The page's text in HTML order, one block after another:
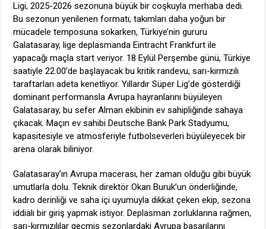
Ligi, 2025-2026 sezonuna büyük bir coşkuyla merhaba dedi.
Bu sezonun yenilenen formatı, takımları daha yoğun bir
mücadele temposuna sokarken, Türkiye’nin gururu
Galatasaray, lige deplasmanda Eintracht Frankfurt ile
yapacağı maçla start veriyor. 18 Eylül Perşembe günü, Türkiye
saatiyle 22.00’de başlayacak bu kritik randevu, sarı-kırmızılı
taraftarları adeta kenetliyor. Yıllardır Süper Lig’de gösterdiği
dominant performansla Avrupa hayranlarını büyüleyen
Galatasaray, bu sefer Alman ekibinin ev sahipliğinde sahaya
çıkacak. Maçın ev sahibi Deutsche Bank Park Stadyumu,
kapasitesiyle ve atmosferiyle futbolseverleri büyüleyecek bir
arena olarak biliniyor.
Galatasaray’ın Avrupa macerası, her zaman olduğu gibi büyük
umutlarla dolu. Teknik direktör Okan Buruk’un önderliğinde,
kadro derinliği ve saha içi uyumuyla dikkat çeken ekip, sezona
iddialı bir giriş yapmak istiyor. Deplasman zorluklarına rağmen,
sarı-kırmızılılar geçmiş sezonlardaki Avrupa başarılarını